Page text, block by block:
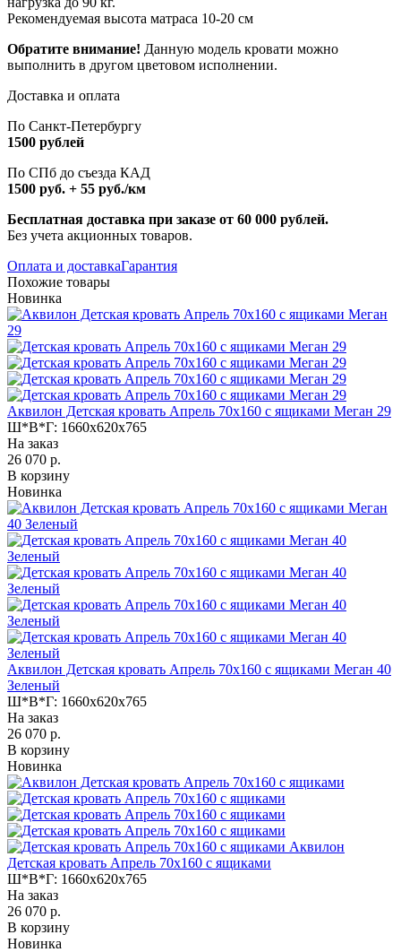
Рекомендуемая высота матраса 10-20 см
Обратите внимание! Данную модель кровати можно
выполнить в другом цветовом исполнении.
Доставка и оплата
По Санкт-Петербургу
1500 рублей
По СПб до съезда КАД
1500 руб. + 55 руб./км
Бесплатная доставка при заказе от 60 000 рублей.
Без учета акционных товаров.
Оплата и доставкаГарантия
Похожие товары
Новинка
Аквилон Детская кровать Апрель 70х160 с ящиками Меган 29
Ш*В*Г: 1660x620x765
На заказ
26 070 р.
В корзину
Новинка
Аквилон Детская кровать Апрель 70х160 с ящиками Меган 40
Зеленый
Ш*В*Г: 1660x620x765
На заказ
26 070 р.
В корзину
Новинка
Аквилон
Детская кровать Апрель 70х160 с ящиками
Ш*В*Г: 1660x620x765
На заказ
26 070 р.
В корзину
Новинка